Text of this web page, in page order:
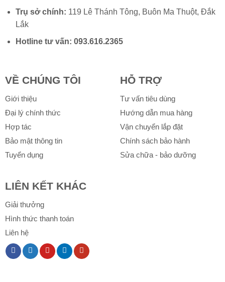
Trụ sở chính: 119 Lê Thánh Tông, Buôn Ma Thuột, Đắk
Lắk
Hotline tư vấn: 093.616.2365
VỀ CHÚNG TÔI
Giới thiệu
Đại lý chính thức
Hợp tác
Bảo mật thông tin
Tuyển dụng
HỖ TRỢ
Tư vấn tiêu dùng
Hướng dẫn mua hàng
Vận chuyển lắp đặt
Chính sách bảo hành
Sửa chữa - bảo dưỡng
LIÊN KẾT KHÁC
Giải thưởng
Hình thức thanh toán
Liên hệ